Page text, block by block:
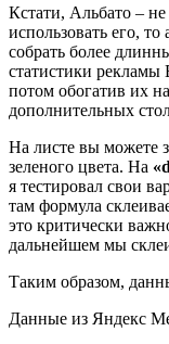
Кстати, Альбато –
использовать его,
собрать более
статистики
потом обогатив их
дополнительных
На листе вы можете
зеленого цвета. На
я тестировал свои
там формула
это критически
дальнейшем мы
Таким образом,
Данные из Яндекс